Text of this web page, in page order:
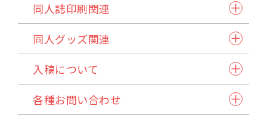
同人誌印刷関連
同人誌セット
小説本セット
ステッチ本・ペラ本
同人誌企画セット
同人グッズ関連
紙製品
アクリル製品
缶バッジ・アクセサリー類・その他アイテム
入稿について
入稿スケジュール/イベント情報
発注から納品の流れ
納品方法/送料について
各種お問い合わせ
自動見積り/予約
法人のお客様へ